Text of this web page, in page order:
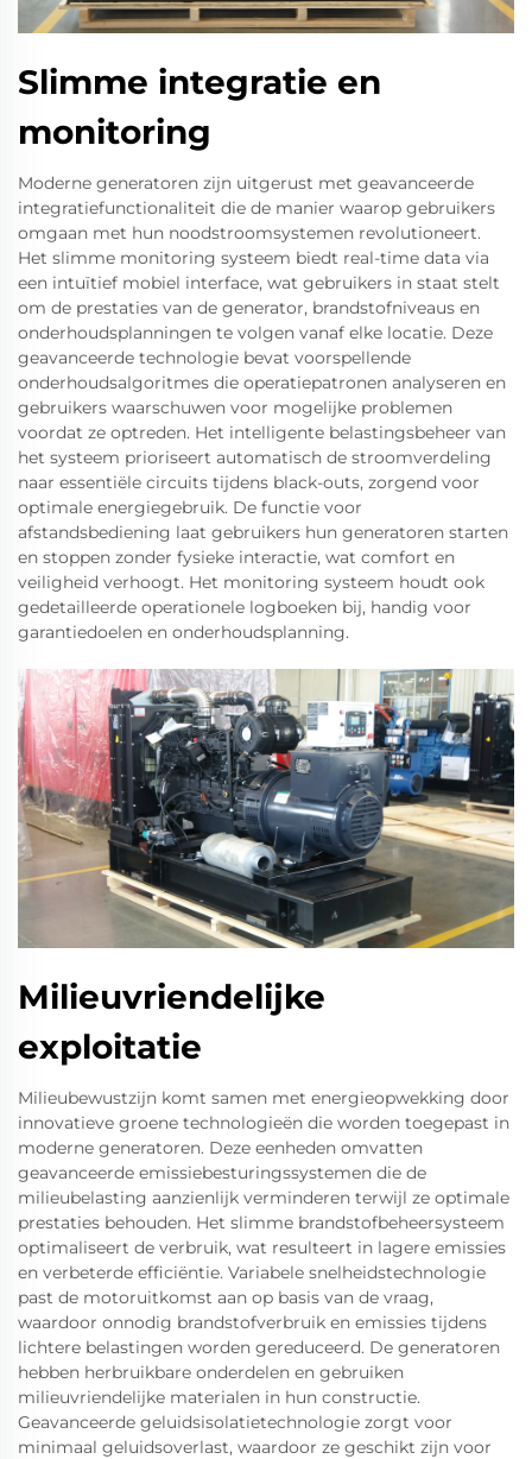
Slimme integratie en
monitoring
Moderne generatoren zijn uitgerust met geavanceerde
integratiefunctionaliteit die de manier waarop gebruikers
omgaan met hun noodstroomsystemen revolutioneert.
Het slimme monitoring systeem biedt real-time data via
een intuïtief mobiel interface, wat gebruikers in staat stelt
om de prestaties van de generator, brandstofniveaus en
onderhoudsplanningen te volgen vanaf elke locatie. Deze
geavanceerde technologie bevat voorspellende
onderhoudsalgoritmes die operatiepatronen analyseren en
gebruikers waarschuwen voor mogelijke problemen
voordat ze optreden. Het intelligente belastingsbeheer van
het systeem prioriseert automatisch de stroomverdeling
naar essentiële circuits tijdens black-outs, zorgend voor
optimale energiegebruik. De functie voor
afstandsbediening laat gebruikers hun generatoren starten
en stoppen zonder fysieke interactie, wat comfort en
veiligheid verhoogt. Het monitoring systeem houdt ook
gedetailleerde operationele logboeken bij, handig voor
garantiedoelen en onderhoudsplanning.
Milieuvriendelijke
exploitatie
Milieubewustzijn komt samen met energieopwekking door
innovatieve groene technologieën die worden toegepast in
moderne generatoren. Deze eenheden omvatten
geavanceerde emissiebesturingssystemen die de
milieubelasting aanzienlijk verminderen terwijl ze optimale
prestaties behouden. Het slimme brandstofbeheersysteem
optimaliseert de verbruik, wat resulteert in lagere emissies
en verbeterde efficiëntie. Variabele snelheidstechnologie
past de motoruitkomst aan op basis van de vraag,
waardoor onnodig brandstofverbruik en emissies tijdens
lichtere belastingen worden gereduceerd. De generatoren
hebben herbruikbare onderdelen en gebruiken
milieuvriendelijke materialen in hun constructie.
Geavanceerde geluidsisolatietechnologie zorgt voor
minimaal geluidsoverlast, waardoor ze geschikt zijn voor